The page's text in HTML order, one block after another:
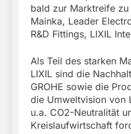
bald zur Marktreife zu
Mainka, Leader
R&D Fittings, LIXIL
Als Teil des starken
LIXIL sind die
GROHE sowie die
die Umweltvision von
u.a. CO2-Neutralität
Kreislaufwirtschaft